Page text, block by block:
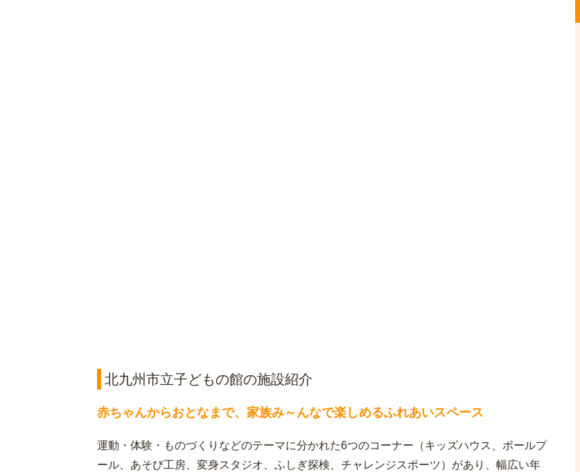
北九州市立子どもの館の施設紹介
赤ちゃんからおとなまで、家族み～んなで楽しめるふれあいスペース
運動・体験・ものづくりなどのテーマに分かれた6つのコーナー（キッズハウス、ボールプ
ール、あそび工房、変身スタジオ、ふしぎ探検、チャレンジスポーツ）があり、幅広い年